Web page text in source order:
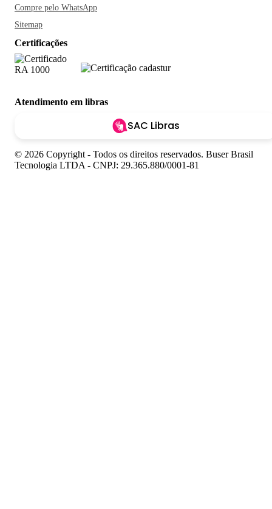
Compre pelo WhatsApp
Sitemap
Certificações
Atendimento em libras
SAC Libras
© 2026 Copyright - Todos os direitos reservados. Buser Brasil
Tecnologia LTDA - CNPJ: 29.365.880/0001-81